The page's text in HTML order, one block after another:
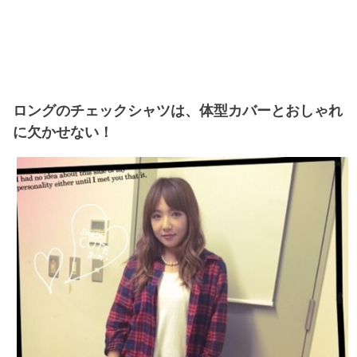
ロングのチェックシャツは、体型カバーとおしゃれ
に欠かせない！